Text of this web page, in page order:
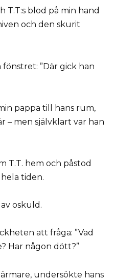
T.T:s blod på min hand
och den skurit
”Där gick han
pappa till hans rum,
– men självklart var han
T.T. hem och påstod
tiden.
oskuld.
att fråga: ”Vad
Har någon dött?”
undersökte hans